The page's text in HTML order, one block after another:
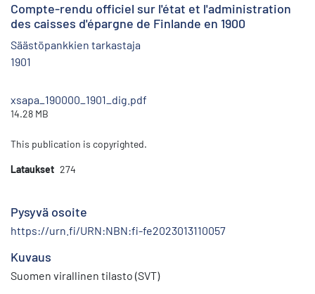
Compte-rendu officiel sur l'état et l'administration
des caisses d'épargne de Finlande en 1900
Säästöpankkien tarkastaja
1901
xsapa_190000_1901_dig.pdf
14.28 MB
This publication is copyrighted.
Lataukset 274
Pysyvä osoite
https://urn.fi/URN:NBN:fi-fe2023013110057
Kuvaus
Suomen virallinen tilasto (SVT)